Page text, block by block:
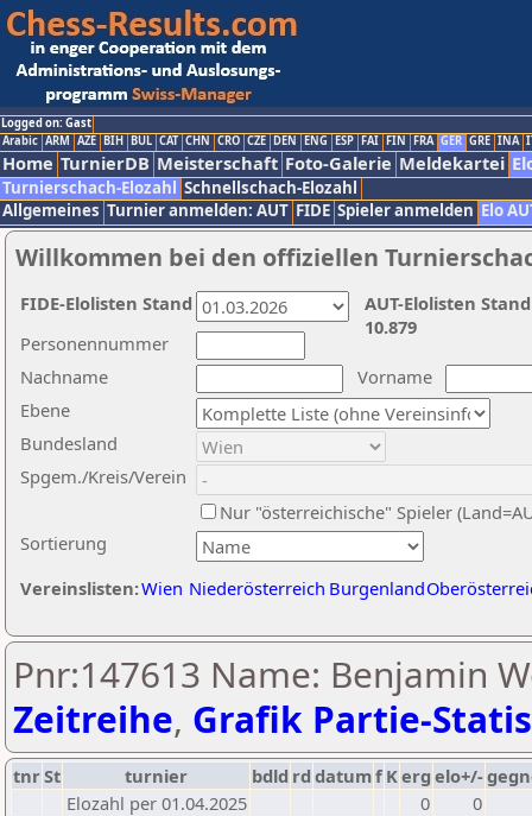
Logged on: Gast
Arabic ARM AZE BIH BUL CAT CHN CRO CZE DEN ENG ESP FAI FIN FRA GER GRE INA
Home TurnierDB Meisterschaft Foto-Galerie Meldekartei
Turnierschach-Elozahl Schnellschach-Elozahl
Allgemeines Turnier anmelden: AUT FIDE Spieler anmelden Elo
Willkommen bei den offiziellen
Nachname
Vorname
Ebene
Sortierung
Personennummer
Bundesland
Spgem./Kreis/Verein
Nur "österreichische" Spieler
Vereinslisten:Wien Niederösterreich Burgenland
AUT-Elolisten
10.879
FIDE-Elolisten Stand
Pnr:147613 Name: Benjamin
Zeitreihe, Grafik Partie-
tnrSt turnier bdld rd datumf Kerg elo+/-
Elozahl per 01.04.2025
0
0